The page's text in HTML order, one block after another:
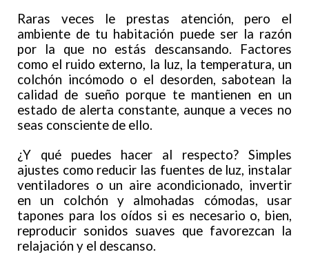
Raras veces le prestas atención, pero el
ambiente de tu habitación puede ser la razón
por la que no estás descansando. Factores
como el ruido externo, la luz, la temperatura, un
colchón incómodo o el desorden, sabotean la
calidad de sueño porque te mantienen en un
estado de alerta constante, aunque a veces no
seas consciente de ello.
¿Y qué puedes hacer al respecto? Simples
ajustes como reducir las fuentes de luz, instalar
ventiladores o un aire acondicionado, invertir
en un colchón y almohadas cómodas, usar
tapones para los oídos si es necesario o, bien,
reproducir sonidos suaves que favorezcan la
relajación y el descanso.